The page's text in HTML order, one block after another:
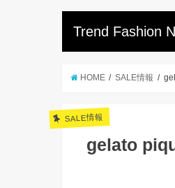
Trend Fashion
HOME SALE情報
SALE情報
gelato